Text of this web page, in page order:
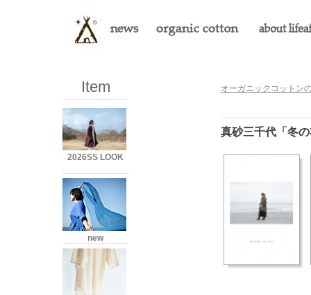
オーガニックコットン
真砂三千代「冬
Item
2026SS LOOK
new